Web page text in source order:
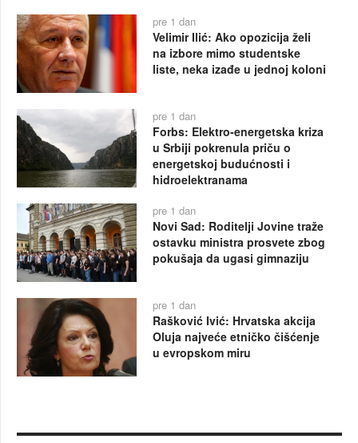
pre 1 dan
Velimir Ilić: Ako opozicija želi
na izbore mimo studentske
liste, neka izađe u jednoj koloni
pre 1 dan
Forbs: Elektro-energetska kriza
u Srbiji pokrenula priču o
energetskoj budućnosti i
hidroelektranama
pre 1 dan
Novi Sad: Roditelji Jovine traže
ostavku ministra prosvete zbog
pokušaja da ugasi gimnaziju
pre 1 dan
Rašković Ivić: Hrvatska akcija
Oluja najveće etničko čišćenje
u evropskom miru